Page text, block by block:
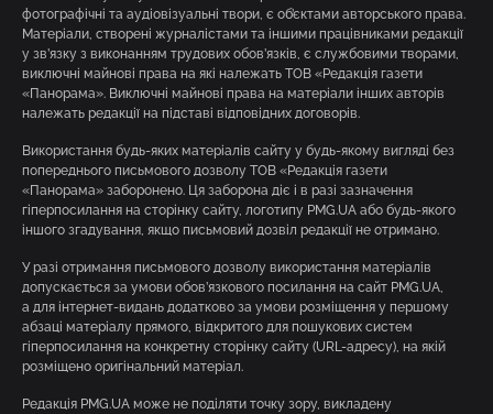
фотографічні та аудіовізуальні твори, є об’єктами авторського права.
Матеріали, створені журналістами та іншими працівниками редакції
у зв’язку з виконанням трудових обов’язків, є службовими творами,
виключні майнові права на які належать ТОВ «Редакція газети
«Панорама». Виключні майнові права на матеріали інших авторів
належать редакції на підставі відповідних договорів.
Використання будь-яких матеріалів сайту у будь-якому вигляді без
попереднього письмового дозволу ТОВ «Редакція газети
«Панорама» заборонено. Ця заборона діє і в разі зазначення
гіперпосилання на сторінку сайту, логотипу PMG.UA або будь-якого
іншого згадування, якщо письмовий дозвіл редакції не отримано.
У разі отримання письмового дозволу використання матеріалів
допускається за умови обов’язкового посилання на сайт PMG.UA,
а для інтернет-видань додатково за умови розміщення у першому
абзаці матеріалу прямого, відкритого для пошукових систем
гіперпосилання на конкретну сторінку сайту (URL-адресу), на якій
розміщено оригінальний матеріал.
Редакція PMG.UA може не поділяти точку зору, викладену